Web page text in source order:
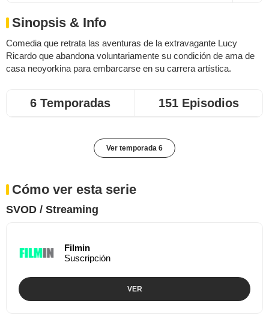
Sinopsis & Info
Comedia que retrata las aventuras de la extravagante Lucy
Ricardo que abandona voluntariamente su condición de ama de
casa neoyorkina para embarcarse en su carrera artística.
6 Temporadas 151 Episodios
Ver temporada 6
Cómo ver esta serie
SVOD / Streaming
Filmin
Suscripción
VER